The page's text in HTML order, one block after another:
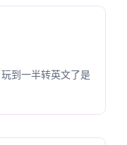
到一半转英文了是